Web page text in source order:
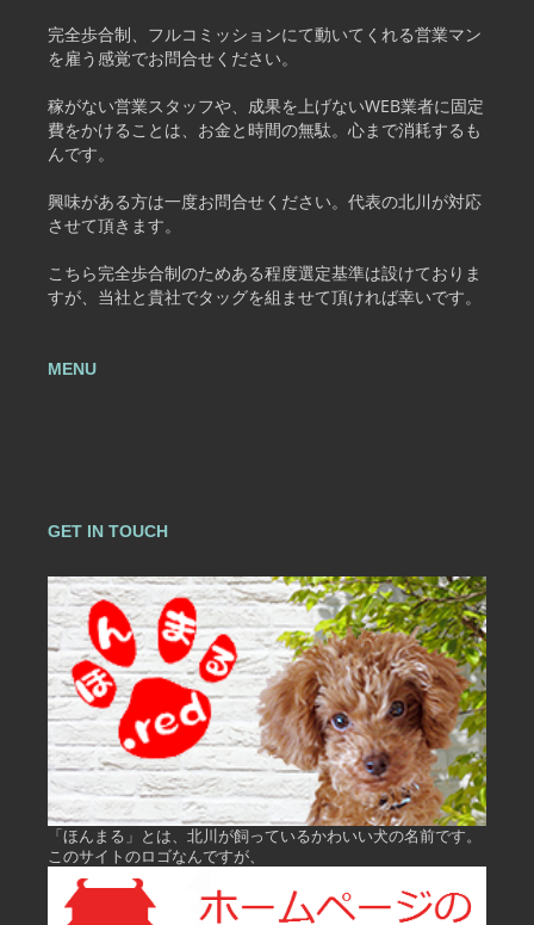
完全歩合制、フルコミッションにて動いてくれる営業マン
を雇う感覚でお問合せください。
稼がない営業スタッフや、成果を上げないWEB業者に固定
費をかけることは、お金と時間の無駄。心まで消耗するも
んです。
興味がある方は一度お問合せください。代表の北川が対応
させて頂きます。
こちら完全歩合制のためある程度選定基準は設けておりま
すが、当社と貴社でタッグを組ませて頂ければ幸いです。
MENU
GET IN TOUCH
「ほんまる」とは、北川が飼っているかわいい犬の名前です。
このサイトのロゴなんですが、